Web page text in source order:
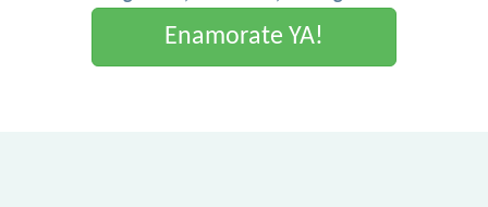
Enamorate YA!